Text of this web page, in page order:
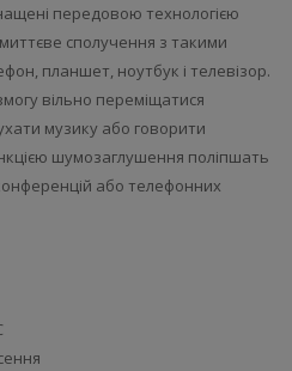
передовою технологією
сполучення з такими
планшет, ноутбук і телевізор.
вільно переміщатися
музику або говорити
шумозаглушення поліпшать
або телефонних